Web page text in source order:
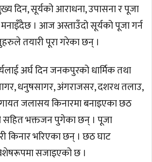
दिन, सूर्यको आराधना, उपासना र पूजा
। आज अस्ताउँदो सूर्यको पूजा गर्न
तयारी पूरा गरेका छन् ।
अर्घ दिन जनकपुरको धार्मिक तथा
धनुषसागर, अंगराजसर, दशरथ तलाउ,
जलासय किनारमा बनाइएका छठ
सहित भक्तजन पुगेका छन् । पूजा
किनार भरिएका छन् । छठ घाट
सजाइएको छ ।